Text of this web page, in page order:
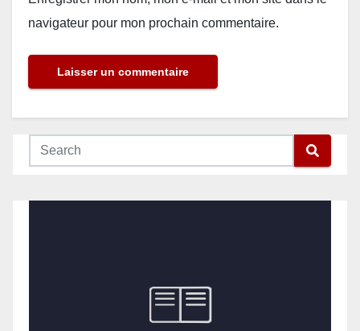
navigateur pour mon prochain commentaire.